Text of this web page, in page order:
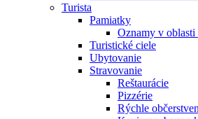
Turista
Pamiatky
Oznamy v oblasti
Turistické ciele
Ubytovanie
Stravovanie
Reštaurácie
Pizzérie
Rýchle